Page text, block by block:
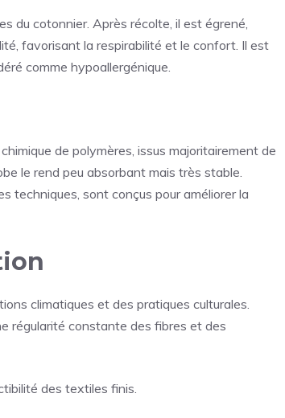
du cotonnier. Après récolte, il est égrené,
favorisant la respirabilité et le confort. Il est
comme hypoallergénique.
de polymères, issus majoritairement de
le rend peu absorbant mais très stable.
techniques, sont conçus pour améliorer la
climatiques et des pratiques culturales.
régularité constante des fibres et des
des textiles finis.